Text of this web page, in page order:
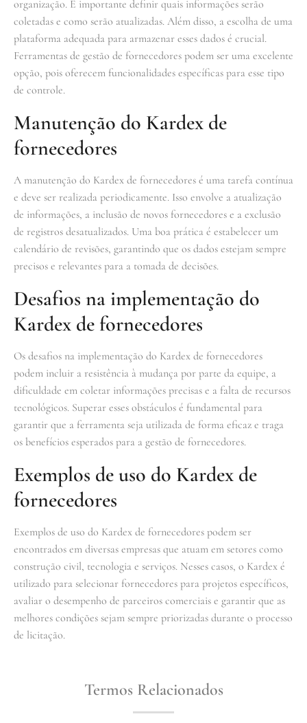
organização. É importante definir quais informações serão
coletadas e como serão atualizadas. Além disso, a escolha de uma
plataforma adequada para armazenar esses dados é crucial.
Ferramentas de gestão de fornecedores podem ser uma excelente
opção, pois oferecem funcionalidades específicas para esse tipo
de controle.
Manutenção do Kardex de
fornecedores
A manutenção do Kardex de fornecedores é uma tarefa contínua
e deve ser realizada periodicamente. Isso envolve a atualização
de informações, a inclusão de novos fornecedores e a exclusão
de registros desatualizados. Uma boa prática é estabelecer um
calendário de revisões, garantindo que os dados estejam sempre
precisos e relevantes para a tomada de decisões.
Desafios na implementação do
Kardex de fornecedores
Os desafios na implementação do Kardex de fornecedores
podem incluir a resistência à mudança por parte da equipe, a
dificuldade em coletar informações precisas e a falta de recursos
tecnológicos. Superar esses obstáculos é fundamental para
garantir que a ferramenta seja utilizada de forma eficaz e traga
os benefícios esperados para a gestão de fornecedores.
Exemplos de uso do Kardex de
fornecedores
Exemplos de uso do Kardex de fornecedores podem ser
encontrados em diversas empresas que atuam em setores como
construção civil, tecnologia e serviços. Nesses casos, o Kardex é
utilizado para selecionar fornecedores para projetos específicos,
avaliar o desempenho de parceiros comerciais e garantir que as
melhores condições sejam sempre priorizadas durante o processo
de licitação.
Termos Relacionados